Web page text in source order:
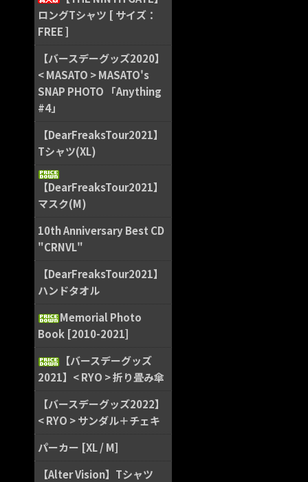
ロングTシャツ [ サイズ：
FREE ]
【バースデーグッズ2020】
< MASATO > MASATO's
SNAP PHOTO 「Anything
#4」
【DearFreaksTour2021】
Tシャツ(XL)
【DearFreaksTour2021】
マスク(M)
10th Anniversary Best CD
"CRNVL"
【DearFreaksTour2021】
ハンドタオル
Memorial Photo
Book [2010-2021]
【バースデーグッズ
2021】< RYO > 折り畳み傘
【バースデーグッズ2022】
< RYO > サンダル＋チェキ
パーカー [XL / M]
【Alter Vision】Tシャツ